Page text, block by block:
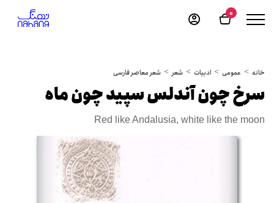
0
خانه عمومی ادبیات شعر شعر معاصر فارسی
سرخ چون آندلس سپید چون ماه
Red like Andalusia, white like the moon